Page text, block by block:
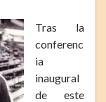
Tras la
conferenc
ia
inaugural
de este